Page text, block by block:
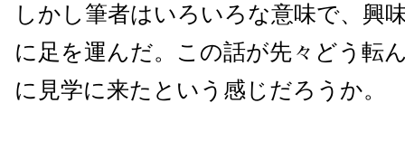
しかし筆者はいろいろな意味で、興
に足を運んだ。この話が先々どう転
に見学に来たという感じだろうか。